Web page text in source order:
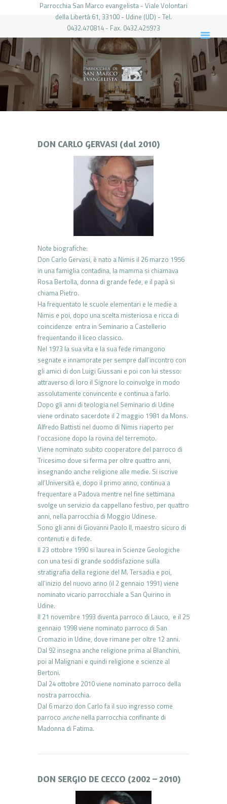
Parrocchia San Marco evangelista - Viale Volontari
della Libertá 61, 33100 - Udine (UD) - Tel.
0432.470814 - Fax. 0432.425973
PARROCCHIA DI SAN MARCO UDINE
HOME
LA PARROCCHIA
IL PARROCO
LE ATTIVITÀ
PIERABECH
FOTO E VIDEO
DON CARLO GERVASI (dal 2010)
Note biografiche:
Don Carlo Gervasi, è nato a Nimis il 26 marzo 1956
in una famiglia contadina, la mamma si chiamava
Rosa Bertolla, donna di grande fede, e il papà si
chiama Pietro.
Ha frequentato le scuole elementari e le medie a
Nimis e poi, dopo una scelta misteriosa e ricca di
coincidenze entra in Seminario a Castellerio
frequentando il liceo classico.
Nel 1973 la sua vita e la sua fede rimangono
segnate e innamorate per sempre dall’incontro con
gli amici di don Luigi Giussani e poi con lui stesso:
attraverso di loro il Signore lo coinvolge in modo
assolutamente convincente e continua a farlo.
Dopo gli anni di teologia nel Seminario di Udine
viene ordinato sacerdote il 2 maggio 1981 da Mons.
Alfredo Battisti nel duomo di Nimis riaperto per
l’occasione dopo la rovina del terremoto.
Viene nominato subito cooperatore del parroco di
Tricesimo dove si ferma per oltre quattro anni,
insegnando anche religione alle medie. Si iscrive
all’Università e, dopo il primo anno, continua a
frequentare a Padova mentre nel fine settimana
svolge un servizio da cappellano festivo, per quattro
anni, nella parrocchia di Moggio Udinese.
Sono gli anni di Giovanni Paolo II, maestro sicuro di
contenuti e di fede.
Il 23 ottobre 1990 si laurea in Scienze Geologiche
con una tesi di grande soddisfazione sulla
stratigrafia della regione del M. Tersadia e poi,
all’inizio del nuovo anno (il 2 gennaio 1991) viene
nominato vicario parrocchiale a San Quirino in
Udine.
Il 21 novembre 1993 diventa parroco di Lauco, e il 25
gennaio 1998 viene nominato parroco di San
Cromazio in Udine, dove rimane per oltre 12 anni.
Dal 92 insegna anche religione prima al Blanchini,
poi al Malignani e quindi religione e scienze al
Bertoni.
Dal 24 ottobre 2010 viene nominato parroco della
nostra parrocchia.
Dal 6 marzo don Carlo fa il suo ingresso come
parroco anche nella parrocchia confinante di
Madonna di Fatima.
DON SERGIO DE CECCO (2002 – 2010)